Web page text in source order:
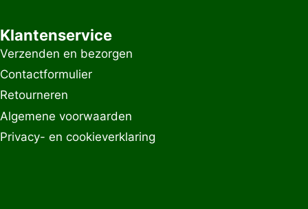
Klantenservice
Verzenden en bezorgen
Contactformulier
Retourneren
Algemene voorwaarden
Privacy- en cookieverklaring